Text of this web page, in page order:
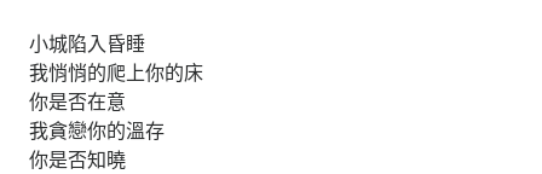
小城陷入昏睡
我悄悄的爬上你的床
你是否在意
我貪戀你的溫存
你是否知曉